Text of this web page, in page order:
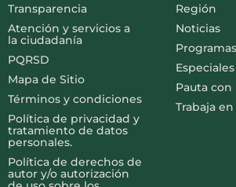
Transparencia
Atención y servicios a
la ciudadanía
PQRSD
Mapa de Sitio
Términos y condiciones
Política de privacidad y
tratamiento de datos
personales.
Política de derechos de
autor y/o autorización
Región
Noticias
Programas
Especiales
Pauta
Trabaja en